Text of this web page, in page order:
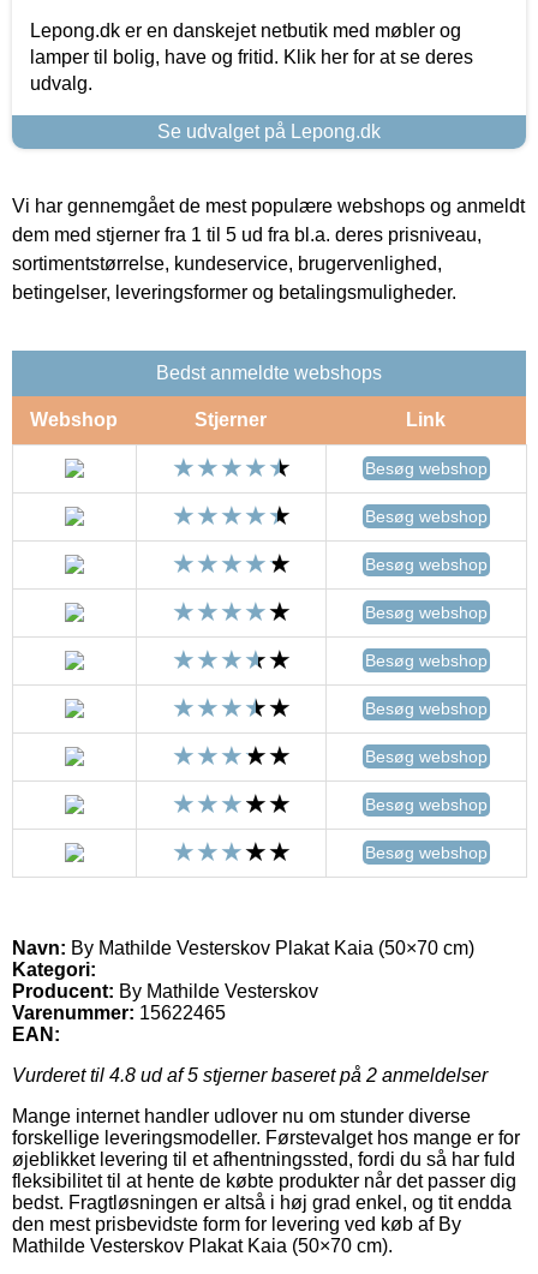
Lepong.dk er en danskejet netbutik med møbler og
lamper til bolig, have og fritid. Klik her for at se deres
udvalg.
Se udvalget på Lepong.dk
Vi har gennemgået de mest populære webshops og anmeldt
dem med stjerner fra 1 til 5 ud fra bl.a. deres prisniveau,
sortimentstørrelse, kundeservice, brugervenlighed,
betingelser, leveringsformer og betalingsmuligheder.
Bedst anmeldte webshops
Webshop Stjerner Link
Besøg webshop
Besøg webshop
Besøg webshop
Besøg webshop
Besøg webshop
Besøg webshop
Besøg webshop
Besøg webshop
Besøg webshop
Navn: By Mathilde Vesterskov Plakat Kaia (50×70 cm)
Kategori:
Producent: By Mathilde Vesterskov
Varenummer: 15622465
EAN:
Vurderet til 4.8 ud af 5 stjerner baseret på 2 anmeldelser
Mange internet handler udlover nu om stunder diverse
forskellige leveringsmodeller. Førstevalget hos mange er for
øjeblikket levering til et afhentningssted, fordi du så har fuld
fleksibilitet til at hente de købte produkter når det passer dig
bedst. Fragtløsningen er altså i høj grad enkel, og tit endda
den mest prisbevidste form for levering ved køb af By
Mathilde Vesterskov Plakat Kaia (50×70 cm).